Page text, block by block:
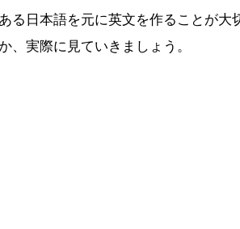
日本語を元に英文を作ることが
、実際に見ていきましょう。